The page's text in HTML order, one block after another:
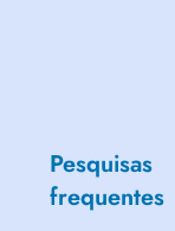
Pesquisas
frequentes